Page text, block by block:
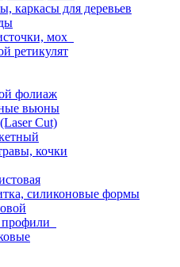
каркасы для деревьев
мох
ретикулят
фолиаж
вьюны
Cut)
кочки
силиконовые формы